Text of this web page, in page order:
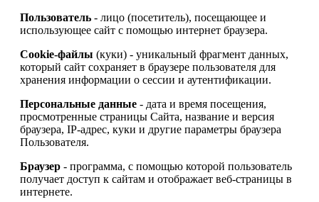
Пользователь - лицо (посетитель), посещающее и
использующее сайт с помощью интернет браузера.
Cookie-файлы (куки) - уникальный фрагмент данных,
который сайт сохраняет в браузере пользователя для
хранения информации о сессии и аутентификации.
Персональные данные - дата и время посещения,
просмотренные страницы Сайта, название и версия
браузера, IP-адрес, куки и другие параметры браузера
Пользователя.
Браузер - программа, с помощью которой пользователь
получает доступ к сайтам и отображает веб-страницы в
интернете.